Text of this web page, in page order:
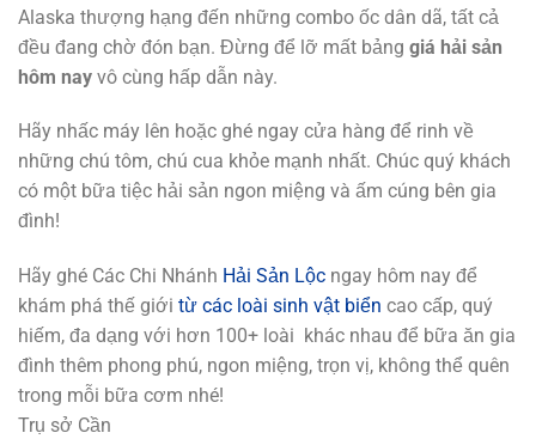
Alaska thượng hạng đến những combo ốc dân dã, tất cả
đều đang chờ đón bạn. Đừng để lỡ mất bảng giá hải sản
hôm nay vô cùng hấp dẫn này.
Hãy nhấc máy lên hoặc ghé ngay cửa hàng để rinh về
những chú tôm, chú cua khỏe mạnh nhất. Chúc quý khách
có một bữa tiệc hải sản ngon miệng và ấm cúng bên gia
đình!
Hãy ghé Các Chi Nhánh Hải Sản Lộc ngay hôm nay để
khám phá thế giới từ các loài sinh vật biển cao cấp, quý
hiếm, đa dạng với hơn 100+ loài khác nhau để bữa ăn gia
đình thêm phong phú, ngon miệng, trọn vị, không thể quên
trong mỗi bữa cơm nhé!
Trụ sở Cần